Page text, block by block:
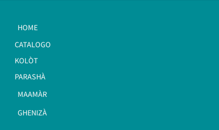
HOME
CATALOGO
KOLÒT
PARASHÀ
MAAMÀR
GHENIZÀ